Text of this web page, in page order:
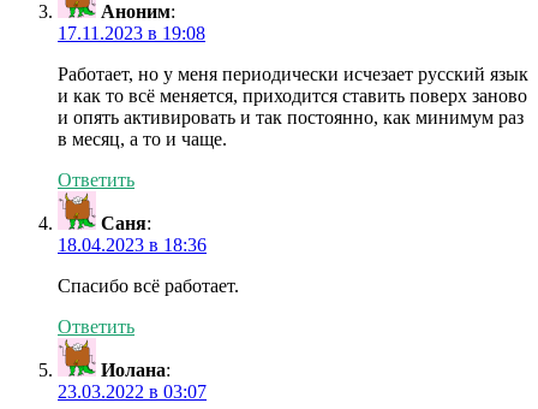
Аноним:
17.11.2023 в 19:08
Работает, но у меня периодически исчезает русский язык
и как то всё меняется, приходится ставить поверх заново
и опять активировать и так постоянно, как минимум раз
в месяц, а то и чаще.
Ответить
Саня:
18.04.2023 в 18:36
Спасибо всё работает.
Ответить
Иолана:
23.03.2022 в 03:07